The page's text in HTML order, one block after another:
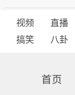
视频 直播
搞笑
八卦
首页